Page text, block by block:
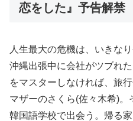
恋をした』予告解禁
人生最大の危機は、いきな
沖縄出張中に会社がツブれ
をマスターしなければ、旅
マザーのさくら(佐々木希)。
韓国語学校で出会う。帰る